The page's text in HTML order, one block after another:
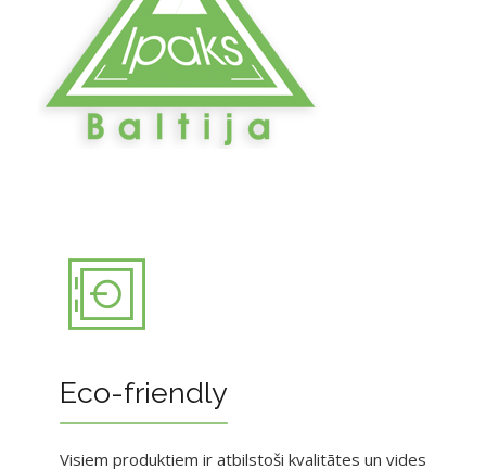
Eco-friendly
Visiem produktiem ir atbilstoši kvalitātes un vides